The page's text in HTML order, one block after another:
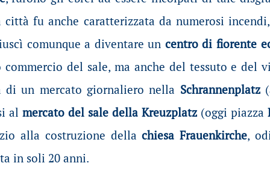
città fu anche caratterizzata da numerosi
comunque a diventare un centro di fiorente
commercio del sale, ma anche del tessuto e del
di un mercato giornaliero nella Schrannenplatz
al mercato del sale della Kreuzplatz(oggi piazza
alla costruzione dellachiesa Frauenkirche,
in soli 20 anni.